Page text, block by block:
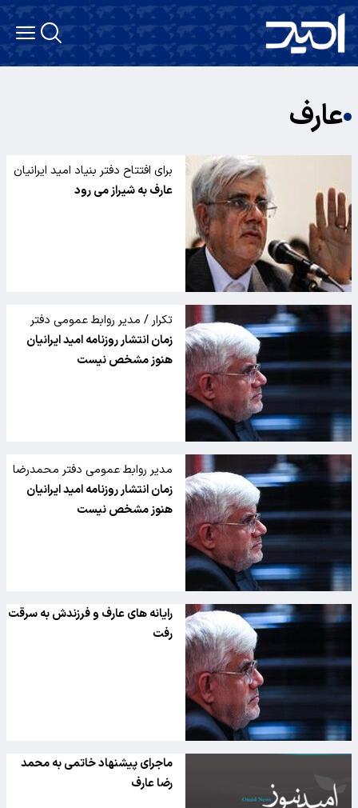
عارف
برای افتتاح دفتر بنیاد امید ایرانیان
عارف به شیراز می رود
تکرار / مدیر روابط عمومی دفتر
محمدرضا عارف در گفت وگو با
تسنیم:
زمان انتشار روزنامه امید ایرانیان
هنوز مشخص نیست
مدیر روابط عمومی دفتر محمدرضا
عارف در گفت وگو با تسنیم:
زمان انتشار روزنامه امید ایرانیان
هنوز مشخص نیست
رایانه‌ های عارف و فرزندش به سرقت
رفت
ماجرای پیشنهاد خاتمی به محمد
رضا عارف